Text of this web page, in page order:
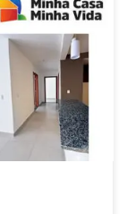
de Apto de 02
Apartamento
Ingá – Luziânia /
, entrada